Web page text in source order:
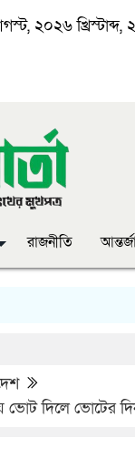
২০২৬ খ্রিস্টাব্দ,
রাজনীতি
ভোট দিলে ভোটের